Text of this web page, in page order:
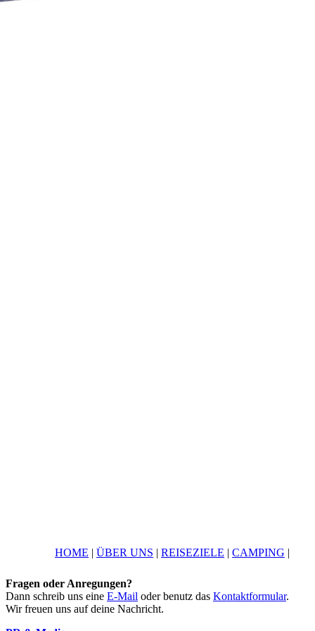
HOME | ÜBER UNS | REISEZIELE | CAMPING |
Fragen oder Anregungen?
Dann schreib uns eine E-Mail oder benutz das Kontaktformular.
Wir freuen uns auf deine Nachricht.